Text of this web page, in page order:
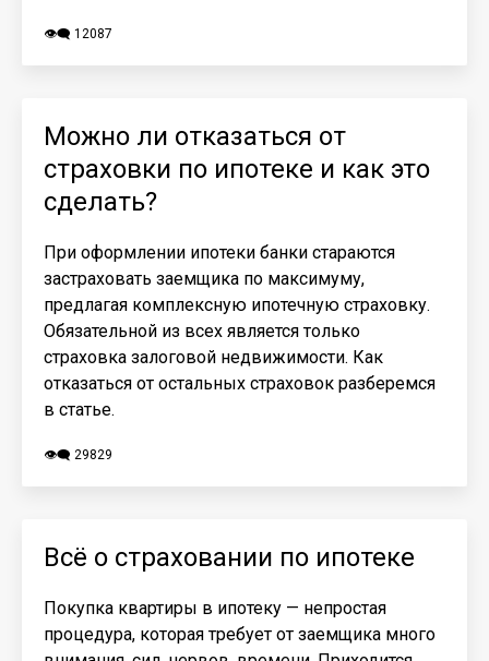
👁️‍🗨️ 12087
Можно ли отказаться от
страховки по ипотеке и как это
сделать?
При оформлении ипотеки банки стараются
застраховать заемщика по максимуму,
предлагая комплексную ипотечную страховку.
Обязательной из всех является только
страховка залоговой недвижимости. Как
отказаться от остальных страховок разберемся
в статье.
👁️‍🗨️ 29829
Всё о страховании по ипотеке
Покупка квартиры в ипотеку — непростая
процедура, которая требует от заемщика много